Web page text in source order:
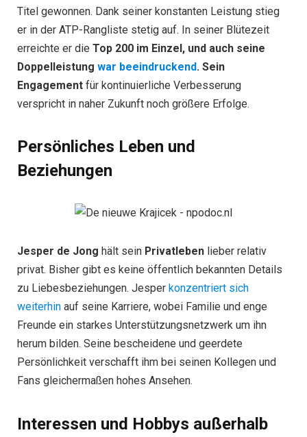
Titel gewonnen. Dank seiner konstanten Leistung stieg
er in der ATP-Rangliste stetig auf. In seiner Blütezeit
erreichte er die Top 200 im Einzel, und auch seine
Doppelleistung war beeindruckend. Sein
Engagement für kontinuierliche Verbesserung
verspricht in naher Zukunft noch größere Erfolge.
Persönliches Leben und
Beziehungen
Jesper de Jong hält sein Privatleben lieber relativ
privat. Bisher gibt es keine öffentlich bekannten Details
zu Liebesbeziehungen. Jesper konzentriert sich
weiterhin auf seine Karriere, wobei Familie und enge
Freunde ein starkes Unterstützungsnetzwerk um ihn
herum bilden. Seine bescheidene und geerdete
Persönlichkeit verschafft ihm bei seinen Kollegen und
Fans gleichermaßen hohes Ansehen.
Interessen und Hobbys außerhalb